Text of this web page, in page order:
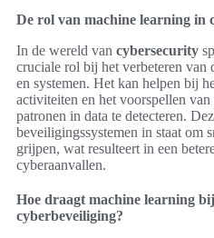
De rol van machine learning in
In de wereld van cybersecurity
cruciale rol bij het verbeteren van
en systemen. Het kan helpen bij
activiteiten en het voorspellen
patronen in data te detecteren.
beveiligingssystemen in staat om
grijpen, wat resulteert in een
cyberaanvallen.
Hoe draagt machine learning
cyberbeveiliging?